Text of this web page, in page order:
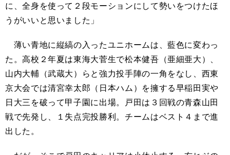
に、全身を使って２段モーションにして勢いをつけたほ
うがいいと思いました」
薄い青地に縦縞の入ったユニホームは、藍色に変わっ
た。高校２年夏は東海大菅生で松本健吾（亜細亜大）、
山内大輔（武蔵大）らと強力投手陣の一角をなし、西東
京大会では清宮幸太郎（日本ハム）を擁する早稲田実や
日大三を破って甲子園に出場。戸田は３回戦の青森山田
戦で先発し、１失点完投勝利。チームはベスト４まで進
出した。